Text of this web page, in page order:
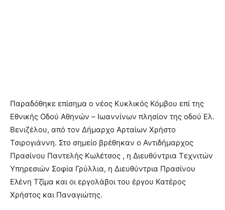
Παραδόθηκε επίσημα ο νέος Κυκλικός Κόμβου επί της
Εθνικής Οδού Αθηνών – Ιωαννίνων πλησίον της οδού Ελ.
Βενιζέλου, από τον Δήμαρχο Αρταίων Χρήστο
Τσιρογιάννη. Στο σημείο βρέθηκαν ο Αντιδήμαρχος
Πρασίνου Παντελής Κωλέτσος , η Διευθύντρια Τεχνιτών
Υπηρεσιών Σοφία Γρύλλια, η Διευθύντρια Πρασίνου
Ελένη Τζίμα και οι εργολάβοι του έργου Κατέρος
Χρήστος και Παναγιώτης.